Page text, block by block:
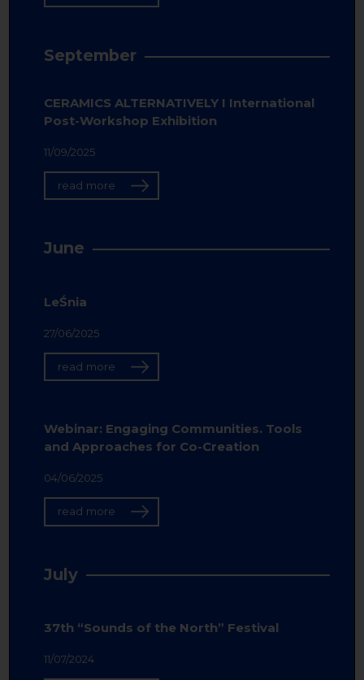
September
CERAMICS ALTERNATIVELY I International
Post-Workshop Exhibition
11/09/2025
read more
June
LeŚnia
27/06/2025
read more
Webinar: Engaging Communities. Tools
and Approaches for Co-Creation
04/06/2025
read more
July
37th “Sounds of the North” Festival
11/07/2024